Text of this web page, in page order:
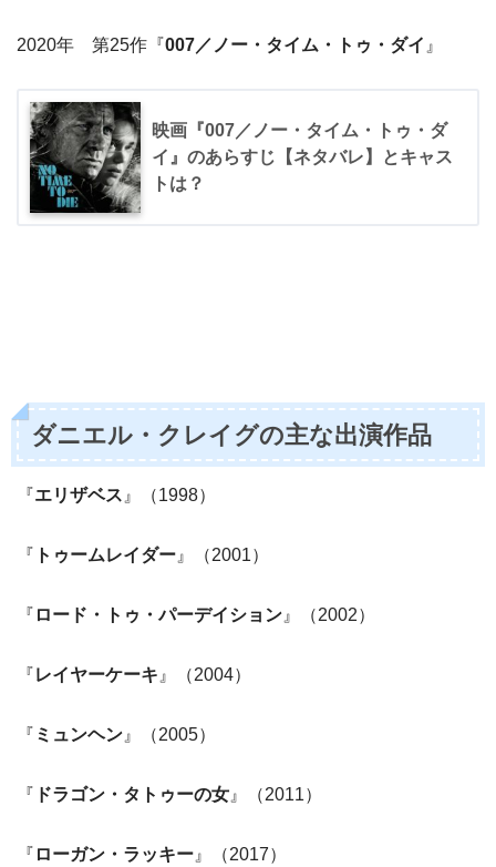
2020年 第25作『007／ノー・タイム・トゥ・ダイ 』
映画『007／ノー・タイム・トゥ・ダ
イ』のあらすじ【ネタバレ】とキャス
トは？
ダニエル・クレイグの主な出演作品
『エリザベス 』（1998）
『 トゥームレイダー 』（2001）
『 ロード・トゥ・パーデイション 』（2002）
『レイヤーケーキ 』（2004）
『 ミュンヘン 』（2005）
『 ドラゴン・タトゥーの女 』（2011）
『 ローガン・ラッキー 』（2017）